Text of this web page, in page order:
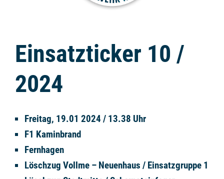
Einsatzticker 10 /
2024
Freitag, 19.01 2024 / 13.38 Uhr
F1 Kaminbrand
Fernhagen
Löschzug Vollme – Neuenhaus / Einsatzgruppe 1